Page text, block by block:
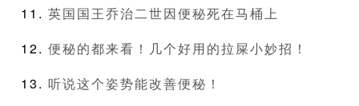
英国国王乔治二世因便秘死在马桶上
便秘的都来看！几个好用的拉屎小妙招！
听说这个姿势能改善便秘！